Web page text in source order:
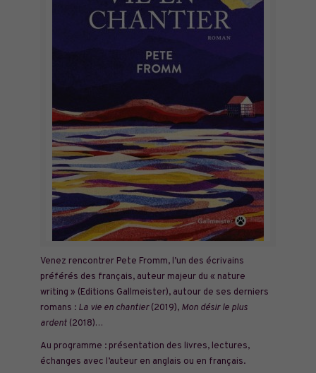
Venez rencontrer Pete Fromm, l’un des écrivains
préférés des français, auteur majeur du « nature
writing » (Editions Gallmeister), autour de ses derniers
romans : La vie en chantier(2019), Mon désir le plus
ardent (2018)…
Au programme : présentation des livres, lectures,
échanges avec l’auteur en anglais ou en français.